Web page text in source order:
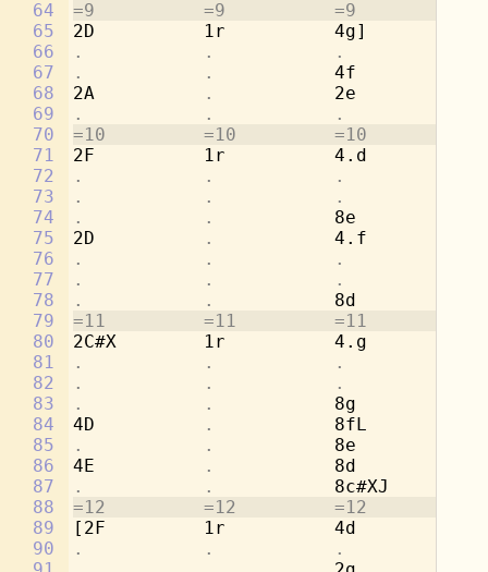
64
65
66
67
68
69
70
71
72
73
74
75
76
77
78
79
80
81
82
83
84
85
86
87
88
89
90
=9          =9          =9          =9
2D          1r          4g]
.           .           .
.           . 4f
2A
. 2e
.           .           .
=10         =10         =10
2F          1r          4.d
.           .           .
.           .           .
.           . 8e
2D
. 4.f
.           .           .
.           .           .
.           . 8d
=11         =11         =11
2C#X        1r          4.g
.           .           .
.           .           .
.           . 8g
4D
. 8fL
.           . 8e
4E
. 8d
.           . 8c#XJ
=12         =12         =12
[2F         1r          4d
.           .           .